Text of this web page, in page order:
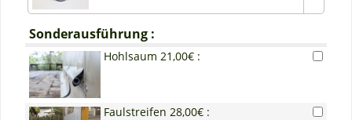
Sonderausführung :
Hohlsaum 21,00€ :
Faulstreifen 28,00€ :